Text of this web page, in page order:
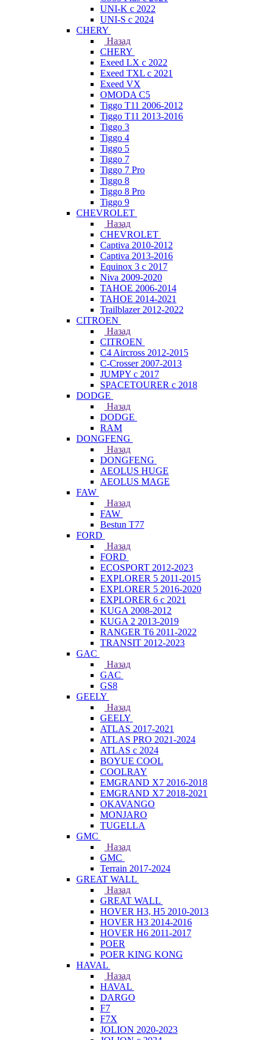
UNI-K с 2022
UNI-S с 2024
CHERY
Назад
CHERY
Exeed LX с 2022
Exeed TXL с 2021
Exeed VX
OMODA C5
Tiggo T11 2006-2012
Tiggo T11 2013-2016
Tiggo 3
Tiggo 4
Tiggo 5
Tiggo 7
Tiggo 7 Pro
Tiggo 8
Tiggo 8 Pro
Tiggo 9
CHEVROLET
Назад
CHEVROLET
Captiva 2010-2012
Captiva 2013-2016
Equinox 3 с 2017
Niva 2009-2020
TAHOE 2006-2014
TAHOE 2014-2021
Trailblazer 2012-2022
CITROEN
Назад
CITROEN
C4 Aircross 2012-2015
C-Crosser 2007-2013
JUMPY с 2017
SPACETOURER с 2018
DODGE
Назад
DODGE
RAM
DONGFENG
Назад
DONGFENG
AEOLUS HUGE
AEOLUS MAGE
FAW
Назад
FAW
Bestun T77
FORD
Назад
FORD
ECOSPORT 2012-2023
EXPLORER 5 2011-2015
EXPLORER 5 2016-2020
EXPLORER 6 с 2021
KUGA 2008-2012
KUGA 2 2013-2019
RANGER T6 2011-2022
TRANSIT 2012-2023
GAC
Назад
GAC
GS8
GEELY
Назад
GEELY
ATLAS 2017-2021
ATLAS PRO 2021-2024
ATLAS с 2024
BOYUE COOL
COOLRAY
EMGRAND X7 2016-2018
EMGRAND X7 2018-2021
OKAVANGO
MONJARO
TUGELLA
GMC
Назад
GMC
Terrain 2017-2024
GREAT WALL
Назад
GREAT WALL
HOVER H3, H5 2010-2013
HOVER H3 2014-2016
HOVER H6 2011-2017
POER
POER KING KONG
HAVAL
Назад
HAVAL
DARGO
F7
F7X
JOLION 2020-2023